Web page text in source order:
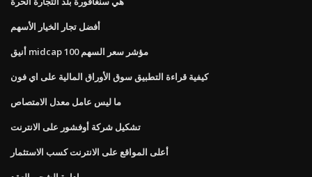
أفضل تجار الخيار الأسهم
أنيق midcap 100 مؤشر سعر السهم
كيفية قراءة التطبيق سوق الأوراق المالية على اي فون
ما ليس عامل معدل الامتصاص
تشكيل شركة أوفشور على الانترنت
أعلى المواقع على الانترنت كسب الاستثمار